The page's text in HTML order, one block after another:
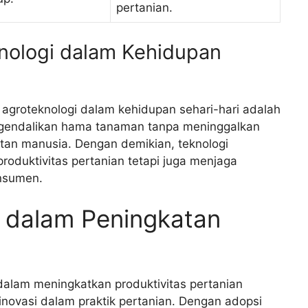
pertanian.
dalam Kehidupan
dalam kehidupan sehari-hari adalah
hama tanaman tanpa meninggalkan
manusia. Dengan demikian, teknologi
pertanian tetapi juga menjaga
Peningkatan
meningkatkan produktivitas pertanian
dalam praktik pertanian. Dengan adopsi